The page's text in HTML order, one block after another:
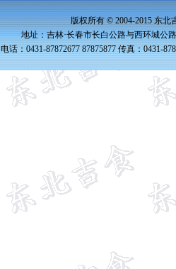
版权所有 © 2004-2015 东北
地址：吉林·长春市长白公路与西环城公
电话：0431-87872677 87875877 传真：0431-